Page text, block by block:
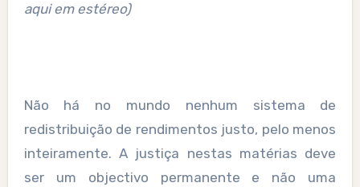
aqui em estéreo)
Não há no mundo nenhum sistema de
redistribuição de rendimentos justo, pelo menos
inteiramente. A justiça nestas matérias deve
ser um objectivo permanente e não uma